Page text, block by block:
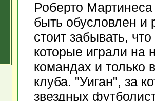
Роберто
быть обусловлен и
стоит забывать,
которые играли на
командах и только
клуба. "Уиган", за
звездных